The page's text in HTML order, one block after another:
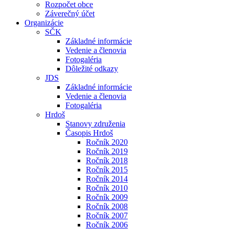
Rozpočet obce
Záverečný účet
Organizácie
SČK
Základné informácie
Vedenie a členovia
Fotogaléria
Dôležité odkazy
JDS
Základné informácie
Vedenie a členovia
Fotogaléria
Hrdoš
Stanovy združenia
Časopis Hrdoš
Ročník 2020
Ročník 2019
Ročník 2018
Ročník 2015
Ročník 2014
Ročník 2010
Ročník 2009
Ročník 2008
Ročník 2007
Ročník 2006